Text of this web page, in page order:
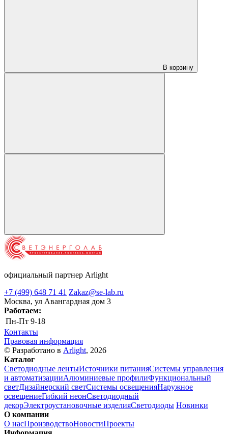
В корзину
официальный партнер Arlight
+7 (499) 648 71 41 Zakaz@se-lab.ru
Москва, ул Авангардная дом 3
Работаем:
Пн-Пт 9-18
Контакты
Правовая информация
© Разработано в Arlight, 2026
Каталог
Светодиодные лентыИсточники питанияСистемы управления
и автоматизацииАлюминиевые профилиФункциональный
светДизайнерский светСистемы освещенияНаружное
освещениеГибкий неонСветодиодный
декорЭлектроустановочные изделияСветодиоды Новинки
О компании
О насПроизводствоНовостиПроекты